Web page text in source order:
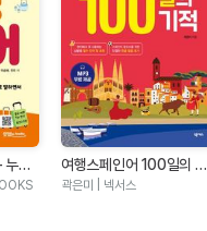
누구
기기
여행스페인어 100일의 기
적
곽은미 | 넥서스